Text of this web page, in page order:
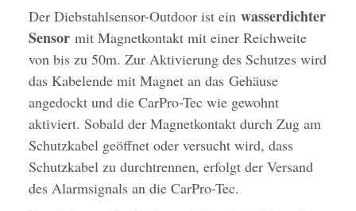
Der Diebstahlsensor-Outdoor ist ein wasserdichter
Sensor mit Magnetkontakt mit einer Reichweite
von bis zu 50m. Zur Aktivierung des Schutzes wird
das Kabelende mit Magnet an das Gehäuse
angedockt und die CarPro-Tec wie gewohnt
aktiviert. Sobald der Magnetkontakt durch Zug am
Schutzkabel geöffnet oder versucht wird, dass
Schutzkabel zu durchtrennen, erfolgt der Versand
des Alarmsignals an die CarPro-Tec.